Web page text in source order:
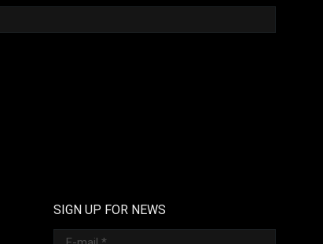
SIGN UP FOR NEWS
E-mail *